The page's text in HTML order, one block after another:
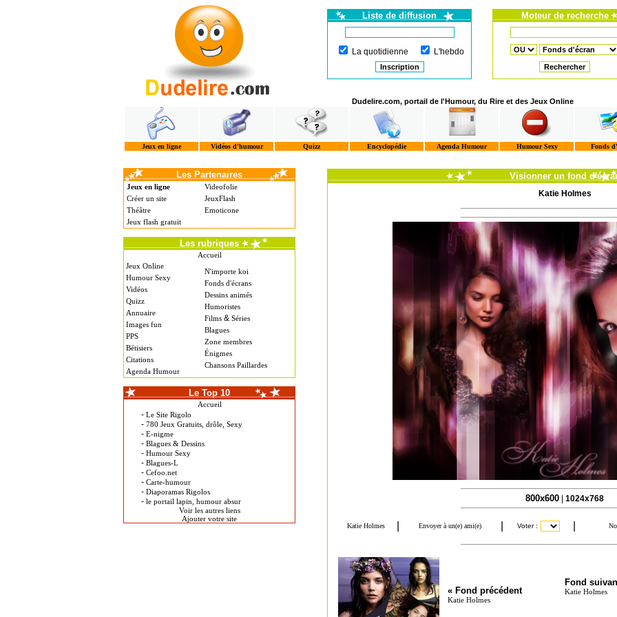
Liste de diffusion
La quotidienne L'hebdo
Moteur de recherche
Dudelire.com, portail de l'Humour, du Rire et des Jeux Online
Jeux en ligne Vidéos d'humour Quizz Encyclopédie Agenda Humour Humour Sexy Fonds
Les Partenaires
Jeux en ligne
Créer un site
Théâtre
Jeux flash gratuit
Videofolie
JeuxFlash
Emoticone
Les rubriques
Accueil
Jeux Online
Humour Sexy
Vidéos
Quizz
Annuaire
Images fun
PPS
Bétisiers
Citations
Agenda Humour
N'importe koi
Fonds d'écrans
Dessins animés
Humoristes
Films & Séries
Blagues
Zone membres
Énigmes
Chansons Paillardes
Le Top 10
Accueil
- Le Site Rigolo
- 780 Jeux Gratuits, drôle, Sexy
- E-nigme
- Blagues & Dessins
- Humour Sexy
- Blagues-L
- Cefoo.net
- Carte-humour
- Diaporamas Rigolos
- le portail lapin, humour absur
Voir les autres liens
Ajouter votre site
Visionner un fond
Katie Holmes
800x600 1024x768
« Fond précédent
Katie Holmes
Fond
Katie Holmes